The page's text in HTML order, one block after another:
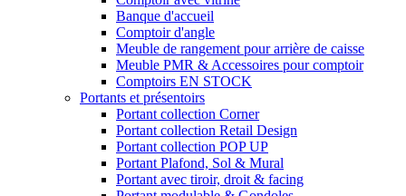
Banque d'accueil
Comptoir d'angle
Meuble de rangement pour arrière de caisse
Meuble PMR & Accessoires pour comptoir
Comptoirs EN STOCK
Portants et présentoirs
Portant collection Corner
Portant collection Retail Design
Portant collection POP UP
Portant Plafond, Sol & Mural
Portant avec tiroir, droit & facing